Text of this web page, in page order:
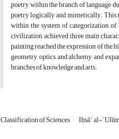
poetry within the branch of language
poetry logically and mimetically. This
within the system of categorization
civilization, achieved three main
painting reached the expression of the
geometry, optics, and alchemy, and
branches of knowledge and arts.
Classification of Sciences Iḥṣāʾ al-